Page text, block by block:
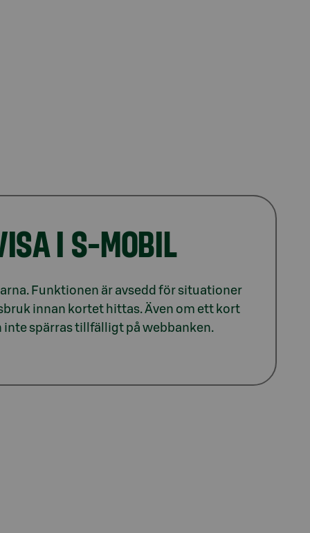
I S-MOBIL
Funktionen är avsedd för situationer
innan kortet hittas. Även om ett kort
spärras tillfälligt på webbanken.